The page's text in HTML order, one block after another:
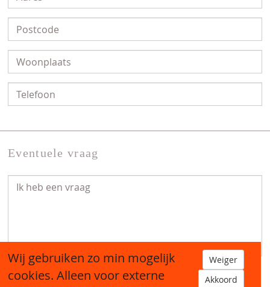
Eventuele vraag
Wij gebruiken zo min mogelijk
cookies. Alleen voor externe
Weiger
Akkoord